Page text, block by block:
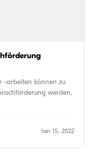
-arbeiten können zu
werden,
Jan 15, 2022